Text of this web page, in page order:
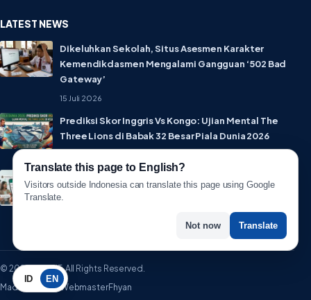
LATEST NEWS
Dikeluhkan Sekolah, Situs Asesmen Karakter
Kemendikdasmen Mengalami Gangguan ‘502 Bad
Gateway’
15 Juli 2026
Prediksi Skor Inggris Vs Kongo: Ujian Mental The
Three Lions di Babak 32 Besar Piala Dunia 2026
© 2026 WartaIT. All Rights Reserved.
Made with ♥ by WebmasterFhyan
ID EN
Translate this page to English?
Visitors outside Indonesia can translate this page using Google
Translate.
Not now Translate